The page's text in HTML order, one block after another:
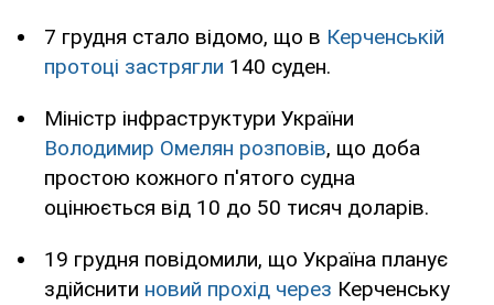
7 грудня стало відомо, що в Керченській
протоці застрягли 140 суден.
Міністр інфраструктури України
Володимир Омелян розповів, що доба
простою кожного п'ятого судна
оцінюється від 10 до 50 тисяч доларів.
19 грудня повідомили, що Україна планує
здійснити новий прохід через Керченську